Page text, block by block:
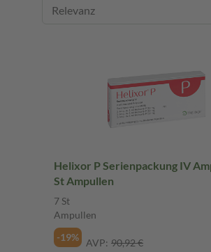
Helixor P Serienpackung IV
St Ampullen
7 St
Ampullen
-19%
AVP: 90,92 €